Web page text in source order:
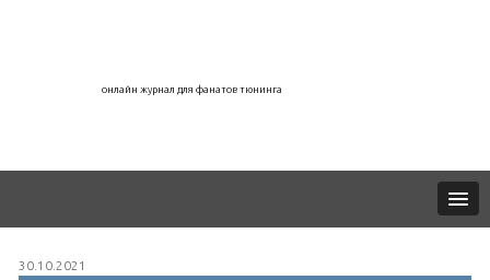
онлайн журнал для фанатов тюнинга
30.10.2021